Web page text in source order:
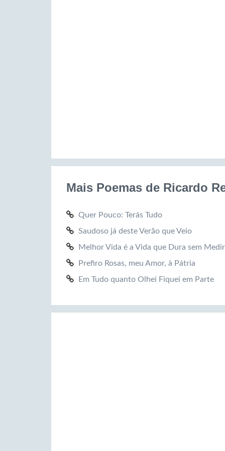
Mais Poemas de Ricardo
Quer Pouco: Terás Tudo
Saudoso já deste Verão que Veio
Melhor Vida é a Vida que Dura sem
Prefiro Rosas, meu Amor, à Pátria
Em Tudo quanto Olhei Fiquei em Parte